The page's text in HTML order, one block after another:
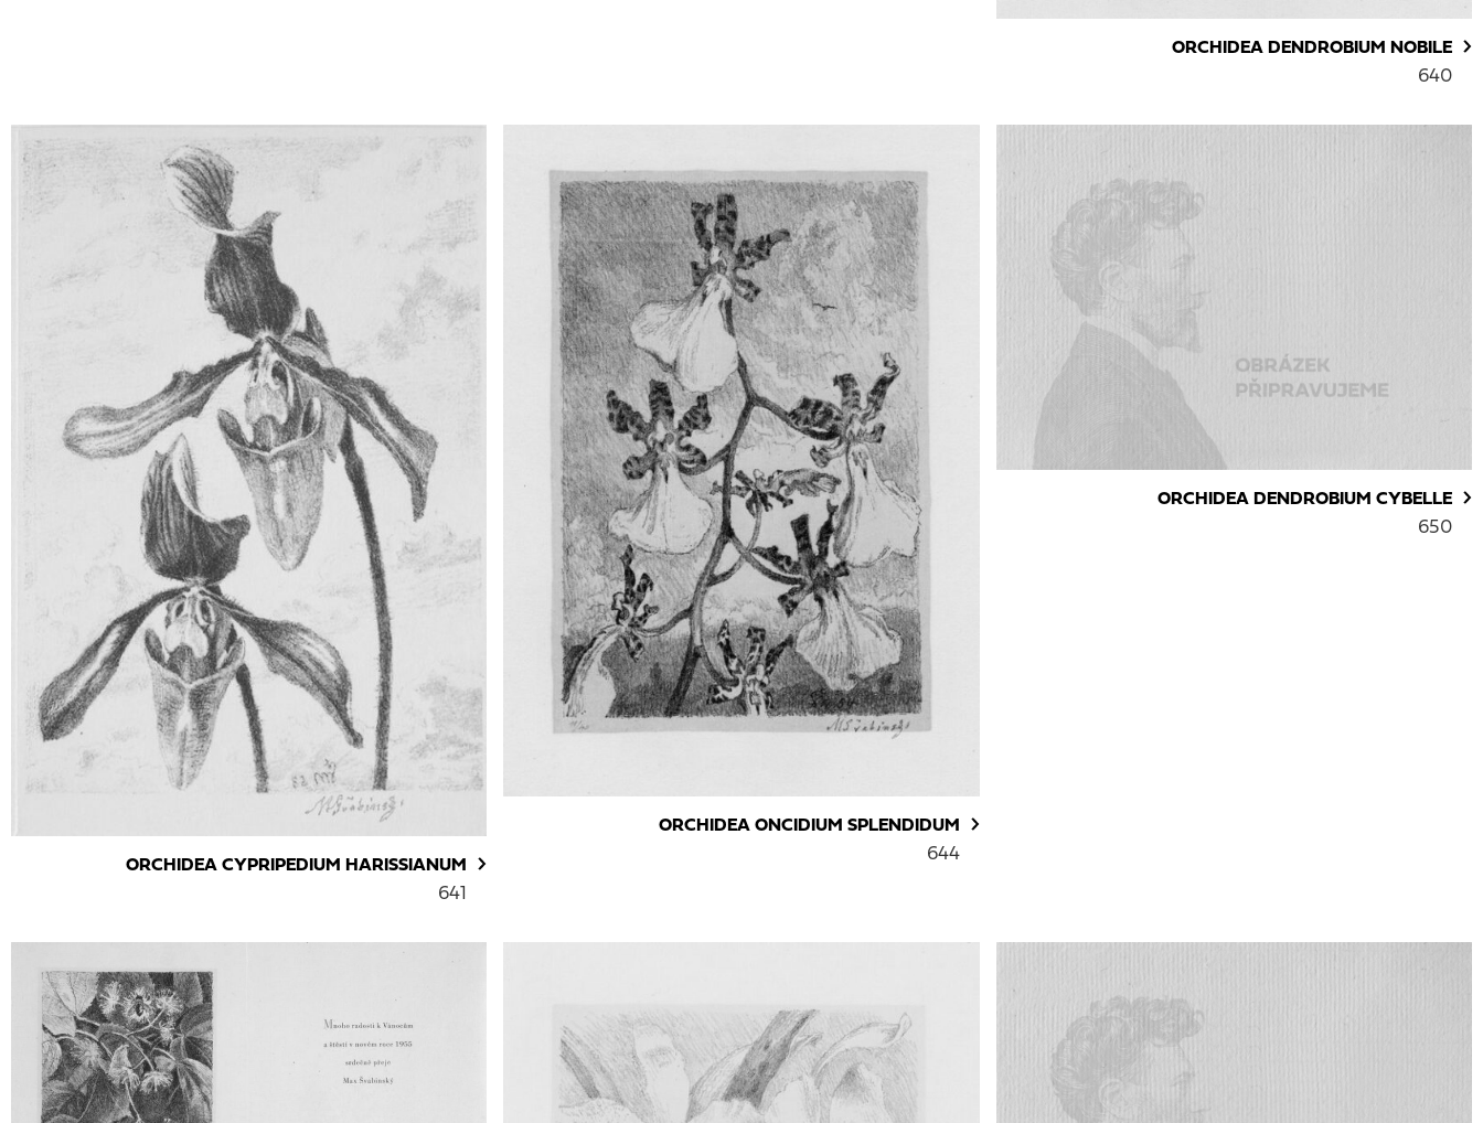
ORCHIDEA DENDROBIUM NOBILE
640
ORCHIDEA CYPRIPEDIUM HARISSIANUM
641
ORCHIDEA ONCIDIUM SPLENDIDUM
644
ORCHIDEA DENDROBIUM CYBELLE
650